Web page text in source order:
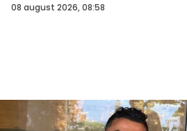
08 august 2026, 08:58